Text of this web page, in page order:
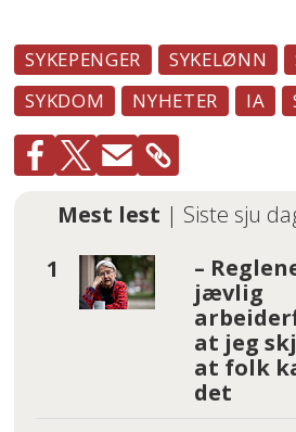
SYKEPENGER SYKELØNN
SYKDOM
NYHETER IA
Mest lest | Siste sju
–
jævlig
at jeg
at folk
det